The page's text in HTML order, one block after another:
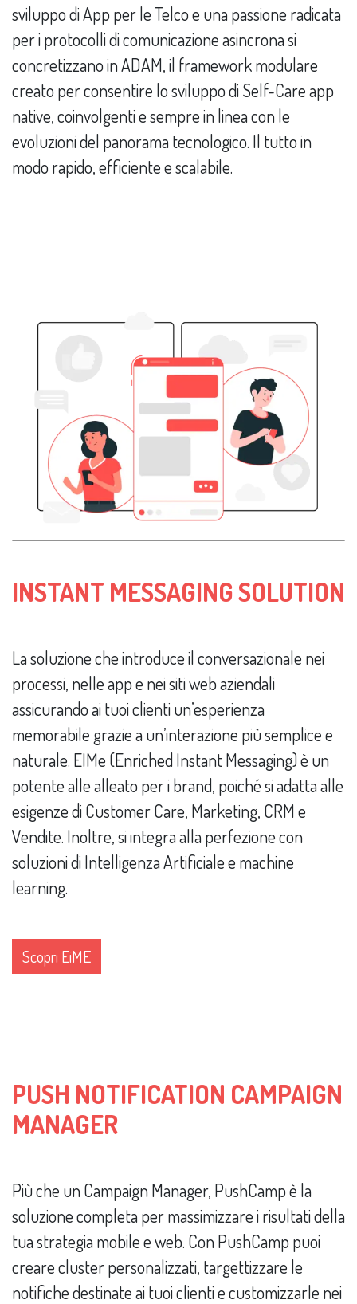
sviluppo di App per le Telco e una passione radicata
per i protocolli di comunicazione asincrona si
concretizzano in ADAM, il framework modulare
creato per consentire lo sviluppo di Self-Care app
native, coinvolgenti e sempre in linea con le
evoluzioni del panorama tecnologico. Il tutto in
modo rapido, efficiente e scalabile.
INSTANT MESSAGING SOLUTION
La soluzione che introduce il conversazionale nei
processi, nelle app e nei siti web aziendali
assicurando ai tuoi clienti un’esperienza
memorabile grazie a un’interazione più semplice e
naturale. EIMe (Enriched Instant Messaging) è un
potente alle alleato per i brand, poiché si adatta alle
esigenze di Customer Care, Marketing, CRM e
Vendite. Inoltre, si integra alla perfezione con
soluzioni di Intelligenza Artificiale e machine
learning.
Scopri EiME
PUSH NOTIFICATION CAMPAIGN
MANAGER
Più che un Campaign Manager, PushCamp è la
soluzione completa per massimizzare i risultati della
tua strategia mobile e web. Con PushCamp puoi
creare cluster personalizzati, targettizzare le
notifiche destinate ai tuoi clienti e customizzarle nei